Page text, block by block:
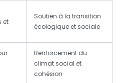
et
Soutien à la transition
écologique et sociale
Renforcement du
climat social et
cohésion